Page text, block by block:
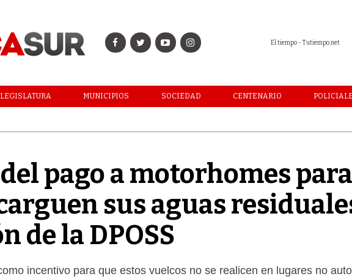
El tiempo - Tutiempo.net
LEGISLATURA MUNICIPIOS SOCIEDAD CENTENARIO
pago a motorhomes para
sus aguas
de la DPOSS
incentivo para que estos vuelcos no se realicen en lugares no